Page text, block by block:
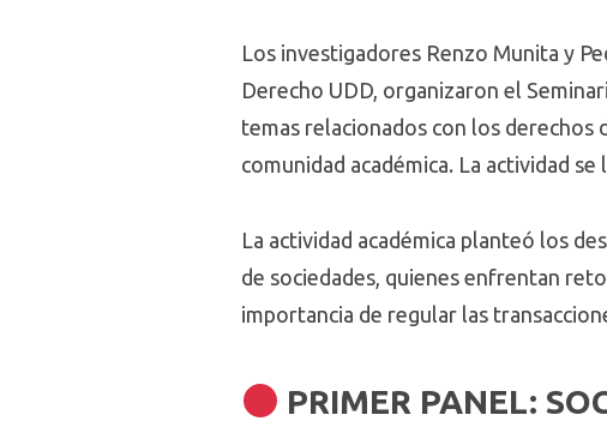
Los investigadores Renzo Munita y
Derecho UDD, organizaron el
temas relacionados con los derechos
comunidad académica. La actividad
La actividad académica planteó los
de sociedades, quienes enfrentan
importancia de regular las
PRIMER PANEL: